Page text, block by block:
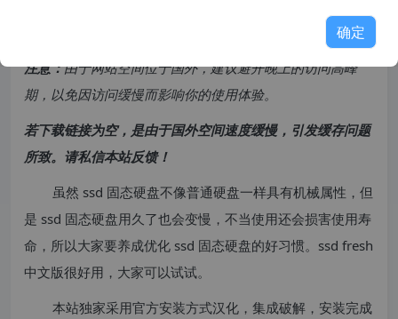
注意：由于网站空间位于国外，建议避开晚上的访问高峰
期，以免因访问缓慢而影响你的使用体验。
若下载链接为空，是由于国外空间速度缓慢，引发缓存问题
所致。请私信本站反馈！
虽然 ssd 固态硬盘不像普通硬盘一样具有机械属性，但
是 ssd 固态硬盘用久了也会变慢，不当使用还会损害使用寿
命，所以大家要养成优化 ssd 固态硬盘的好习惯。ssd fresh
中文版很好用，大家可以试试。
本站独家采用官方安装方式汉化，集成破解，安装完成
确定